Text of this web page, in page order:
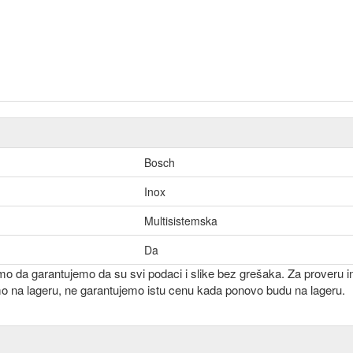
Bosch
Inox
Multisistemska
Da
da garantujemo da su svi podaci i slike bez grešaka. Za proveru
lageru, ne garantujemo istu cenu kada ponovo budu na lageru.